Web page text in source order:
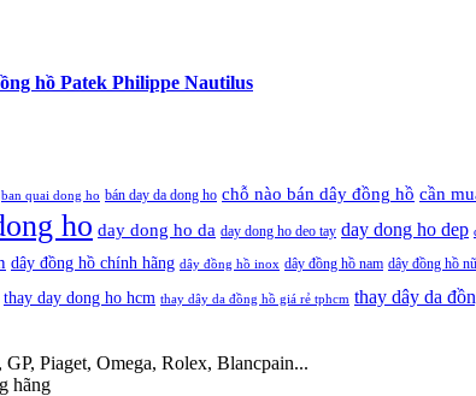
hồ Patek Philippe Nautilus
ban quai dong ho bán day da dong ho chỗ nào bán dây đồng hồ cần
ho day dong ho da day dong ho deo tay day dong ho dep
dây đồng hồ chính hãng dây đồng hồ inox dây đồng hồ nam dây đồng hồ
thay day dong ho hcm thay dây da đồng hồ giá rẻ tphcm thay dây da
GP, Piaget, Omega, Rolex, Blancpain...
hãng